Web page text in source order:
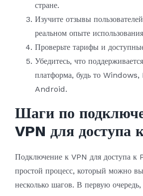
стране.
Изучите отзывы
реальном опыте
Проверьте тарифы и
Убедитесь, что
платформа, будь то
Android.
Шаги по
VPN для доступа
Подключение к VPN для доступа к
простой процесс, который можно
несколько шагов. В первую